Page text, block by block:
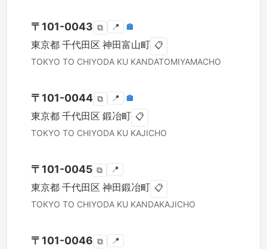
〒 101-0043 ⧉ 📍 🏣
東京都 千代田区 神田富山町 📋
TOKYO TO CHIYODA KU KANDATOMIYAMACHO
〒 101-0044 ⧉ 📍 🏣
東京都 千代田区 鍛冶町 📋
TOKYO TO CHIYODA KU KAJICHO
〒 101-0045 ⧉ 📍
東京都 千代田区 神田鍛冶町 📋
TOKYO TO CHIYODA KU KANDAKAJICHO
〒 101-0046 ⧉ 📍